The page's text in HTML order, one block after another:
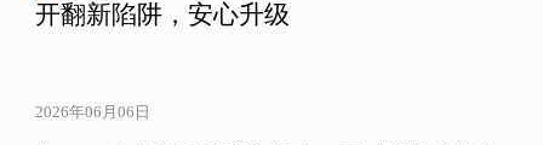
开翻新陷阱，安心升级
2026年06月06日